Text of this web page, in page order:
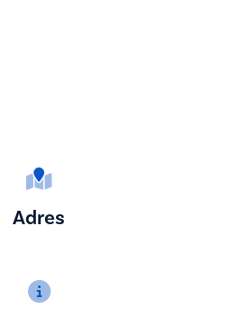
Adres